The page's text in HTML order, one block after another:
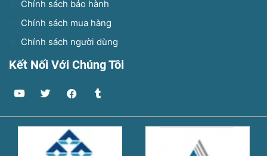
Chính sách bảo hành
Chính sách mua hàng
Chính sách người dùng
Kết Nối Với Chúng Tôi